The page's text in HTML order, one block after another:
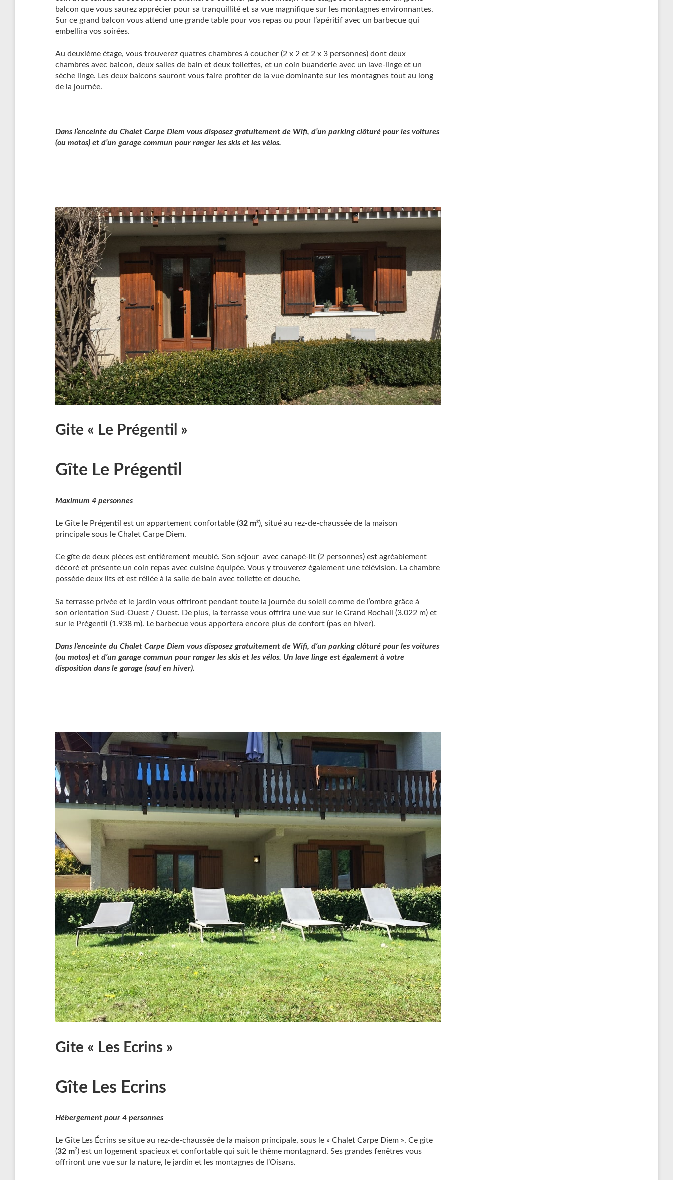
balcon que vous saurez apprécier pour sa tranquillité et sa vue magnifique sur les montagnes environnantes.
Sur ce grand balcon vous attend une grande table pour vos repas ou pour l’apéritif avec un barbecue qui
embellira vos soirées.
Au deuxième étage, vous trouverez quatres chambres à coucher (2 x 2 et 2 x 3 personnes) dont deux
chambres avec balcon, deux salles de bain et deux toilettes, et un coin buanderie avec un lave-linge et un
sèche linge. Les deux balcons sauront vous faire profiter de la vue dominante sur les montagnes tout au long
de la journée.
Dans l’enceinte du Chalet Carpe Diem vous disposez gratuitement de Wifi, d’un parking clôturé pour les voitures
(ou motos) et d’un garage commun pour ranger les skis et les vélos.
Gite « Le Prégentil »
Gîte Le Prégentil
Maximum 4 personnes
Le Gîte le Prégentil est un appartement confortable (32 m²), situé au rez-de-chaussée de la maison
principale sous le Chalet Carpe Diem.
Ce gîte de deux pièces est entièrement meublé. Son séjour avec canapé-lit (2 personnes) est agréablement
décoré et présente un coin repas avec cuisine équipée. Vous y trouverez également une télévision. La chambre
possède deux lits et est réliée à la salle de bain avec toilette et douche.
Sa terrasse privée et le jardin vous offriront pendant toute la journée du soleil comme de l’ombre grâce à
son orientation Sud-Ouest / Ouest. De plus, la terrasse vous offrira une vue sur le Grand Rochail (3.022 m) et
sur le Prégentil (1.938 m). Le barbecue vous apportera encore plus de confort (pas en hiver).
Dans l’enceinte du Chalet Carpe Diem vous disposez gratuitement de Wifi, d’un parking clôturé pour les voitures
(ou motos) et d’un garage commun pour ranger les skis et les vélos. Un lave linge est également à votre
disposition dans le garage (sauf en hiver).
Gite « Les Ecrins »
Gîte Les Ecrins
Hébergement pour 4 personnes
Le Gîte Les Écrins se situe au rez-de-chaussée de la maison principale, sous le » Chalet Carpe Diem ». Ce gite
(32 m²) est un logement spacieux et confortable qui suit le thème montagnard. Ses grandes fenêtres vous
offriront une vue sur la nature, le jardin et les montagnes de l’Oisans.